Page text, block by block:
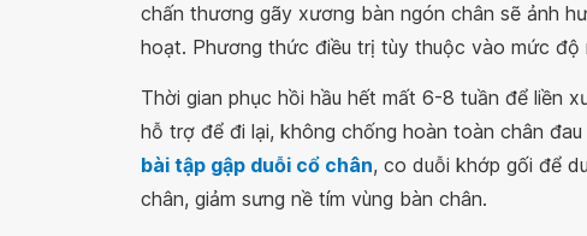
chấn thương gãy xương bàn ngón chân sẽ ảnh
hoạt. Phương thức điều trị tùy thuộc vào mức độ
Thời gian phục hồi hầu hết mất 6-8 tuần để liền
hỗ trợ để đi lại, không chống hoàn toàn chân
bài tập gập duỗi cổ chân, co duỗi khớp gối để
chân, giảm sưng nề tím vùng bàn chân.